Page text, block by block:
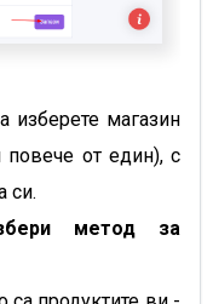
изберете магазин
от един), с
си.
метод за